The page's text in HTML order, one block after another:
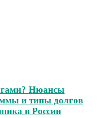
Нюансы
и типы долгов
в России